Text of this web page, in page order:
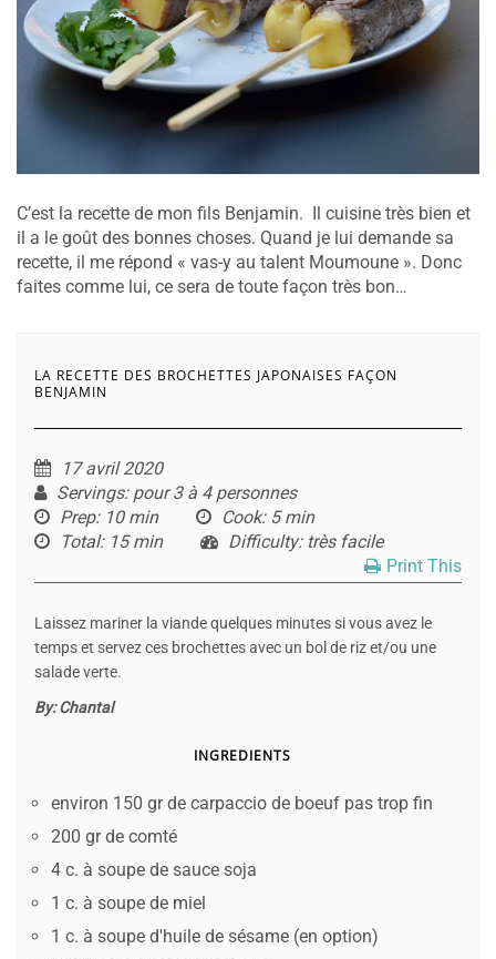
C’est la recette de mon fils Benjamin. Il cuisine très bien et
il a le goût des bonnes choses. Quand je lui demande sa
recette, il me répond « vas-y au talent Moumoune ». Donc
faites comme lui, ce sera de toute façon très bon…
LA RECETTE DES BROCHETTES JAPONAISES FAÇON
BENJAMIN
17 avril 2020
Servings: pour 3 à 4 personnes
Prep: 10 min Cook: 5 min
Total: 15 min Difficulty: très facile
Print This
Laissez mariner la viande quelques minutes si vous avez le
temps et servez ces brochettes avec un bol de riz et/ou une
salade verte.
By:Chantal
INGREDIENTS
environ 150 gr de carpaccio de boeuf pas trop fin
200 gr de comté
4 c. à soupe de sauce soja
1 c. à soupe de miel
1 c. à soupe d'huile de sésame (en option)